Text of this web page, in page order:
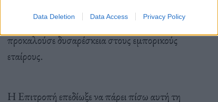
Data Deletion Data Access Privacy Policy
περιεχομένου, γεγονός που ενδεχομένως θα
προκαλούσε δυσαρέσκεια στους εμπορικούς
εταίρους.
Η Επιτροπή επεδίωξε να πάρει πίσω αυτή τη